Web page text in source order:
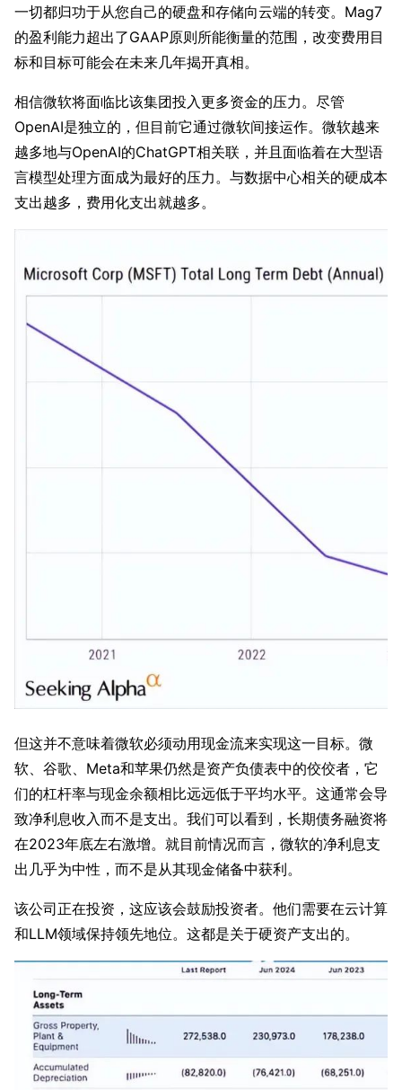
一切都归功于从您自己的硬盘和存储向云端的转变。Mag7
的盈利能力超出了GAAP原则所能衡量的范围，改变费用目
标和目标可能会在未来几年揭开真相。
相信微软将面临比该集团投入更多资金的压力。尽管
OpenAI是独立的，但目前它通过微软间接运作。微软越来
越多地与OpenAI的ChatGPT相关联，并且面临着在大型语
言模型处理方面成为最好的压力。与数据中心相关的硬成本
支出越多，费用化支出就越多。
但这并不意味着微软必须动用现金流来实现这一目标。微
软、谷歌、Meta和苹果仍然是资产负债表中的佼佼者，它
们的杠杆率与现金余额相比远远低于平均水平。这通常会导
致净利息收入而不是支出。我们可以看到，长期债务融资将
在2023年底左右激增。就目前情况而言，微软的净利息支
出几乎为中性，而不是从其现金储备中获利。
该公司正在投资，这应该会鼓励投资者。他们需要在云计算
和LLM领域保持领先地位。这都是关于硬资产支出的。